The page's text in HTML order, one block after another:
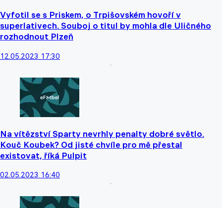
Vyfotil se s Priskem, o Trpišovském hovoří v
superlativech. Souboj o titul by mohla dle Uličného
rozhodnout Plzeň
12.05.2023 17:30
Na vítězství Sparty nevrhly penalty dobré světlo.
Kouč Koubek? Od jisté chvíle pro mě přestal
existovat, říká Pulpit
02.05.2023 16:40